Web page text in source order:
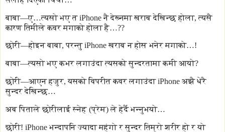
बाबा—ए…त्यसो भए त iPhone नै देख्नमा खराब देखिन्छ होला, त्यसै
कारण तिमीले कवर मगाको होला है…??
छोरी—होइन बाबा, परन्तु iPhone खराब न होस भनेर मगाको…!
बाबा—त्यसो भए कभर लगाउंदा त्यसको सुन्दरतामा कमी आयो?
छोरी—आएन हजुर, यसको विपरीत कवर लगाउंदा iPhone अझै धेरै
सुन्दर देखिन्छ…
अब पिताले छोरीलाई स्नेह (प्रेम) ले हेर्दै भन्नुभयो…
छोरी! iPhone भन्दापनि ज्यादा महंगो र सुन्दर तिम्रो शरीर हो र यो